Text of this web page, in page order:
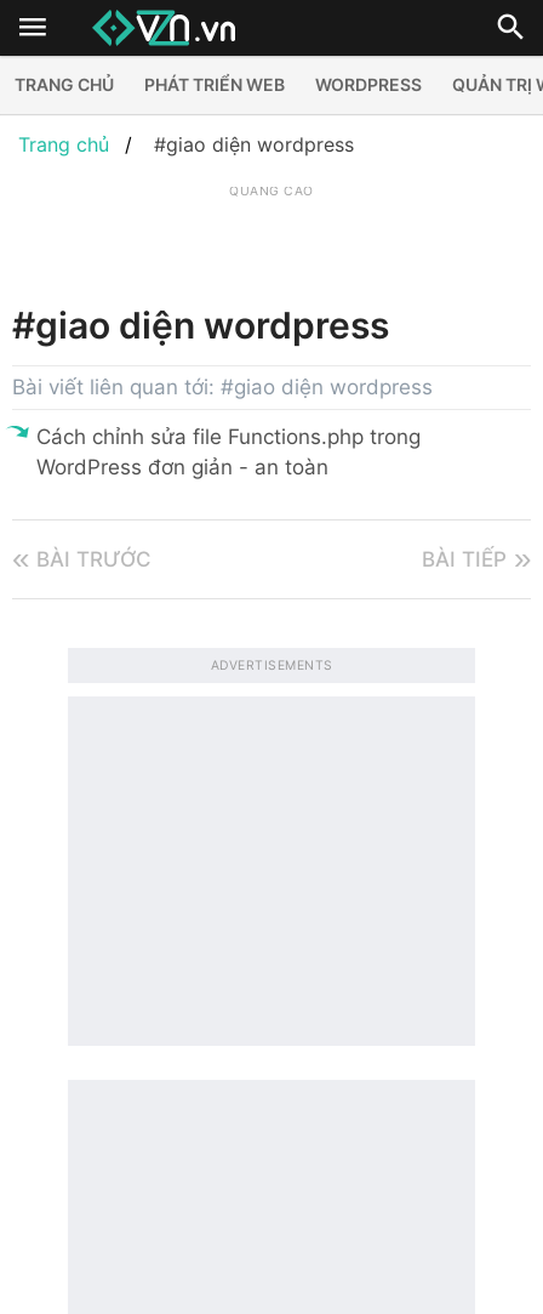
TRANG CHỦ PHÁT TRIỂN WEB WORDPRESS QUẢN TRỊ
Trang chủ #giao diện wordpress
QUẢNG CÁO
#giao diện wordpress
Bài viết liên quan tới: #giao diện wordpress
Cách chỉnh sửa file Functions.php trong
WordPress đơn giản - an toàn
BÀI TRƯỚC BÀI TIẾP
ADVERTISEMENTS